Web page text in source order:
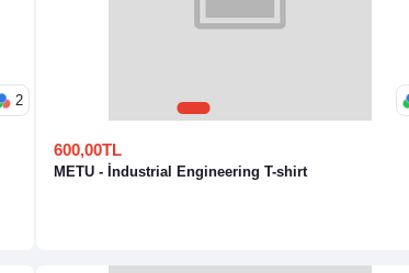
2
1
600,00TL
METU - İndustrial Engineering T-shirt